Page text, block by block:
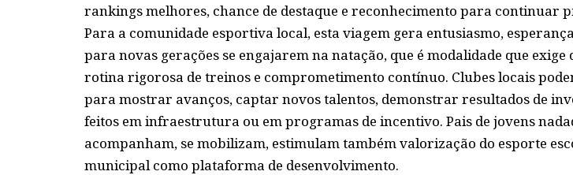
rankings melhores, chance de destaque e reconhecimento para continuar
Para a comunidade esportiva local, esta viagem gera entusiasmo,
para novas gerações se engajarem na natação, que é modalidade que exige
rotina rigorosa de treinos e comprometimento contínuo. Clubes locais
para mostrar avanços, captar novos talentos, demonstrar resultados de
feitos em infraestrutura ou em programas de incentivo. Pais de jovens
acompanham, se mobilizam, estimulam também valorização do esporte
municipal como plataforma de desenvolvimento.